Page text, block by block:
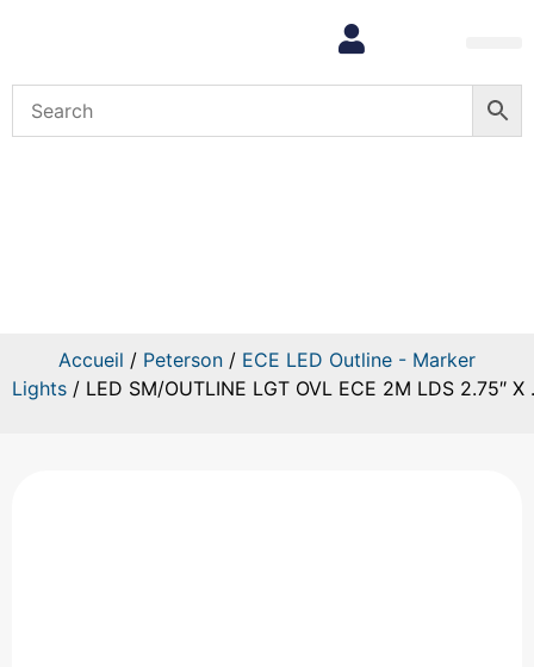
Accueil / Peterson / ECE LED Outline - Marker
Lights / LED SM/OUTLINE LGT OVL ECE 2M LDS 2.75″ X